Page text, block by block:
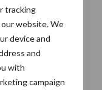
tracking
website. We
device and
and
with
campaign
MF 5M.145